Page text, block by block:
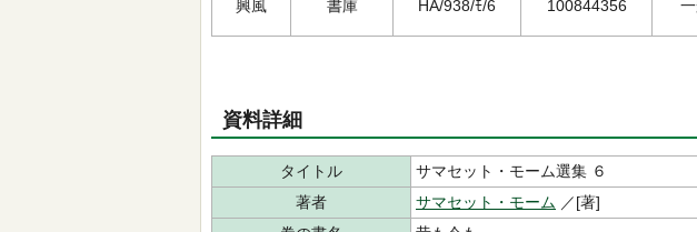
興風 書庫 HA/938/ﾓ/6 100844356
資料詳細
タイトル
サマセット・モーム選集 ６
著者
サマセット・モーム ／[著]